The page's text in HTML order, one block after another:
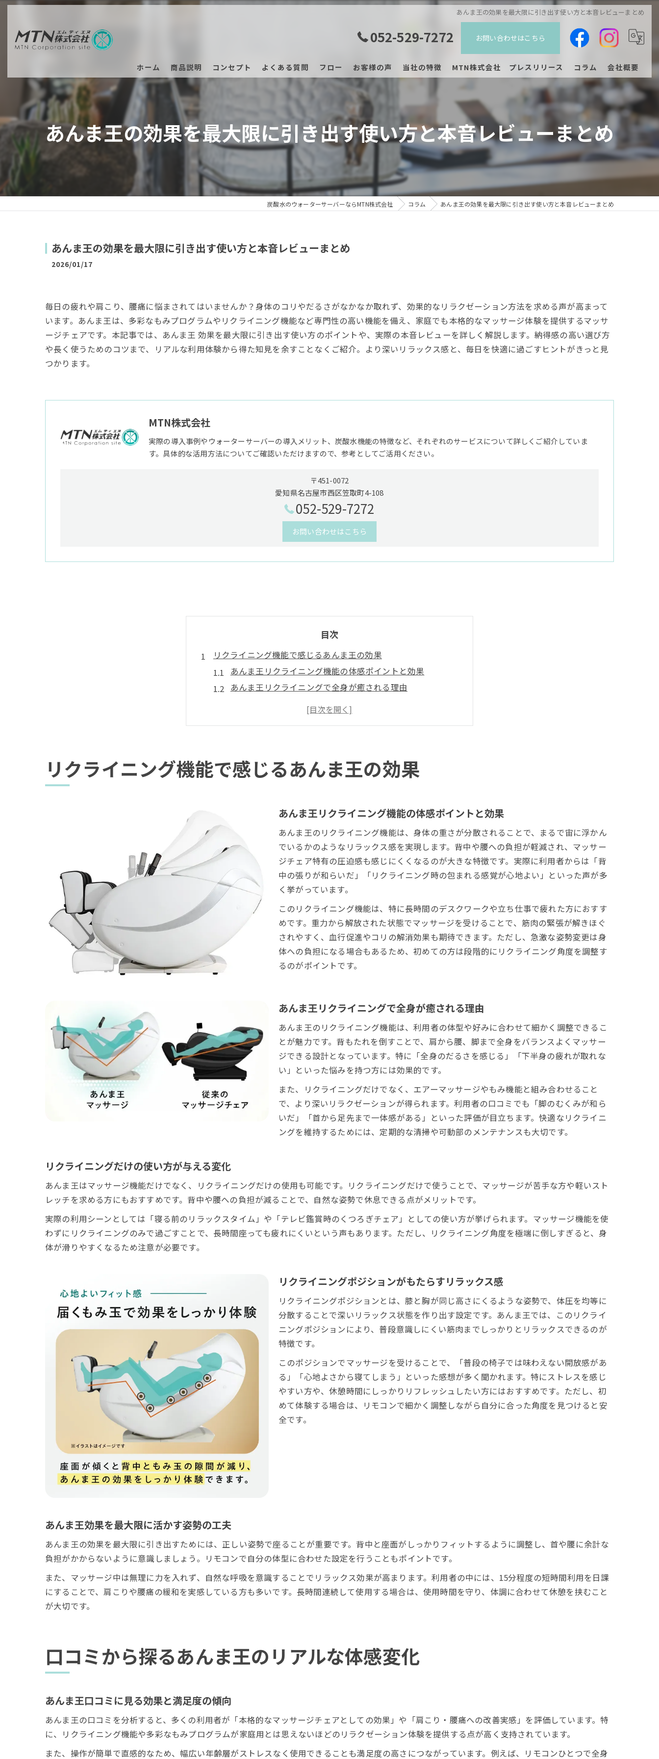
あんま王の効果を最大限に引き出す使い方と本音レビューまとめ
052-529-7272 お問い合わせはこちら
ホーム 商品説明 コンセプト よくある質問 フロー お客様の声 当社の特徴
マッサージチェア
サブスク
業務用
振動マシン
MTN株式会社 プレスリリース
プレスリリース
コラム 会社概要
あんま王の効果を最大限に引き出す使い方と本音レビューまとめ
炭酸水のウォーターサーバーならMTN株式会社 コラム あんま王の効果を最大限に引き出す使い方と本音レビューまとめ
あんま王の効果を最大限に引き出す使い方と本音レビューまとめ
2026/01/17
毎日の疲れや肩こり、腰痛に悩まされてはいませんか？身体のコリやだるさがなかなか取れず、効果的なリラクゼーション方法を求める声が高まって
います。あんま王は、多彩なもみプログラムやリクライニング機能など専門性の高い機能を備え、家庭でも本格的なマッサージ体験を提供するマッサ
ージチェアです。本記事では、あんま王 効果を最大限に引き出す使い方のポイントや、実際の本音レビューを詳しく解説します。納得感の高い選び方
や長く使うためのコツまで、リアルな利用体験から得た知見を余すことなくご紹介。より深いリラックス感と、毎日を快適に過ごすヒントがきっと見
つかります。
MTN株式会社
実際の導入事例やウォーターサーバーの導入メリット、炭酸水機能の特徴など、それぞれのサービスについて詳しくご紹介していま
す。具体的な活用方法についてご確認いただけますので、参考としてご活用ください。
〒451-0072
愛知県名古屋市西区笠取町4-108
052-529-7272
お問い合わせはこちら
目次
リクライニング機能で感じるあんま王の効果
あんま王リクライニング機能の体感ポイントと効果
あんま王リクライニングで全身が癒される理由
リクライニングだけの使い方が与える変化
あんま王口コミに見る効果と満足度の傾向
SNSで話題のあんま王使用後の変化とは
ユーザーが語るあんま王のリアルな効果検証
使い方次第で広がるあんま王のリラクゼーション
あんま王効果を高める正しい使い方の手順
あんま王リクライニングだけやり方とコツ
日々の疲れを癒すあんま王使い方の工夫
家族でシェアできるあんま王活用テクニック
あんま王ゆりかご機能と癒しの相乗効果
肩こりや腰痛に悩む方へ届けるあんま王の魅力
肩こり腰痛対策に選ばれるあんま王の効果
慢性的な疲労に効くあんま王リラクゼーション
口コミが証明するあんま王の実力と安心感
あんま王ならではの15分以上使用の注意点
あんま王15分以上使う際の安全なポイント
長時間使用で得られる効果と注意ポイント
あんま王連続使用時間と体への影響解説
効果を維持するための適切な使用頻度とは
あんま王を家族で長く使うための工夫
ゆりかご機能とリクライニング機能の相乗リラクゼーション
あんま王の癒し機能を最大限に活かすコツ
日々の疲れが癒やされるゆりかご活用法
口コミで人気のあんま王ゆりかごの実力比較
リクライニング機能で感じるあんま王の効果
あんま王リクライニング機能の体感ポイントと効果
あんま王のリクライニング機能は、身体の重さが分散されることで、まるで宙に浮かん
でいるかのようなリラックス感を実現します。背中や腰への負担が軽減され、マッサー
ジチェア特有の圧迫感も感じにくくなるのが大きな特徴です。実際に利用者からは「背
中の張りが和らいだ」「リクライニング時の包まれる感覚が心地よい」といった声が多
く挙がっています。
このリクライニング機能は、特に長時間のデスクワークや立ち仕事で疲れた方におすす
めです。重力から解放された状態でマッサージを受けることで、筋肉の緊張が解きほぐ
されやすく、血行促進やコリの解消効果も期待できます。ただし、急激な姿勢変更は身
体への負担になる場合もあるため、初めての方は段階的にリクライニング角度を調整す
るのがポイントです。
あんま王リクライニングで全身が癒される理由
あんま王のリクライニング機能は、利用者の体型や好みに合わせて細かく調整できるこ
とが魅力です。背もたれを倒すことで、肩から腰、脚まで全身をバランスよくマッサー
ジできる設計となっています。特に「全身のだるさを感じる」「下半身の疲れが取れな
い」といった悩みを持つ方には効果的です。
また、リクライニングだけでなく、エアーマッサージやもみ機能と組み合わせること
で、より深いリラクゼーションが得られます。利用者の口コミでも「脚のむくみが和ら
いだ」「首から足先まで一体感がある」といった評価が目立ちます。快適なリクライニ
ングを維持するためには、定期的な清掃や可動部のメンテナンスも大切です。
リクライニングだけの使い方が与える変化
あんま王はマッサージ機能だけでなく、リクライニングだけの使用も可能です。リクライニングだけで使うことで、マッサージが苦手な方や軽いスト
レッチを求める方にもおすすめです。背中や腰への負担が減ることで、自然な姿勢で休息できる点がメリットです。
実際の利用シーンとしては「寝る前のリラックスタイム」や「テレビ鑑賞時のくつろぎチェア」としての使い方が挙げられます。マッサージ機能を使
わずにリクライニングのみで過ごすことで、長時間座っても疲れにくいという声もあります。ただし、リクライニング角度を極端に倒しすぎると、身
体が滑りやすくなるため注意が必要です。
リクライニングポジションがもたらすリラックス感
リクライニングポジションとは、膝と胸が同じ高さにくるような姿勢で、体圧を均等に
分散することで深いリラックス状態を作り出す設定です。あんま王では、このリクライ
ニングポジションにより、普段意識しにくい筋肉までしっかりとリラックスできるのが
特徴です。
このポジションでマッサージを受けることで、「普段の椅子では味わえない開放感があ
る」「心地よさから寝てしまう」といった感想が多く聞かれます。特にストレスを感じ
やすい方や、休憩時間にしっかりリフレッシュしたい方にはおすすめです。ただし、初
めて体験する場合は、リモコンで細かく調整しながら自分に合った角度を見つけると安
全です。
あんま王効果を最大限に活かす姿勢の工夫
あんま王の効果を最大限に引き出すためには、正しい姿勢で座ることが重要です。背中と座面がしっかりフィットするように調整し、首や腰に余計な
負担がかからないように意識しましょう。リモコンで自分の体型に合わせた設定を行うこともポイントです。
また、マッサージ中は無理に力を入れず、自然な呼吸を意識することでリラックス効果が高まります。利用者の中には、15分程度の短時間利用を日課
にすることで、肩こりや腰痛の緩和を実感している方も多いです。長時間連続して使用する場合は、使用時間を守り、体調に合わせて休憩を挟むこと
が大切です。
口コミから探るあんま王のリアルな体感変化
あんま王口コミに見る効果と満足度の傾向
あんま王の口コミを分析すると、多くの利用者が「本格的なマッサージチェアとしての効果」や「肩こり・腰痛への改善実感」を評価しています。特
に、リクライニング機能や多彩なもみプログラムが家庭用とは思えないほどのリラクゼーション体験を提供する点が高く支持されています。
また、操作が簡単で直感的なため、幅広い年齢層がストレスなく使用できることも満足度の高さにつながっています。例えば、リモコンひとつで全身
お問い合わせはこちら
お問い合わせはこちら